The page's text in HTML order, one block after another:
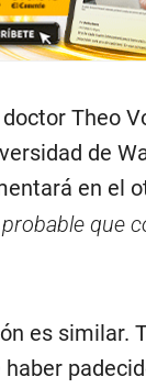
Theo
de
en el
probable que
es similar.